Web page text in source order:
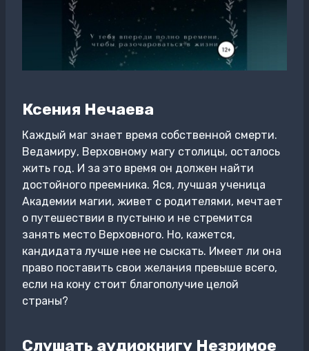
Ксения Нечаева
Каждый маг знает время собственной смерти.
Ведамиру, Верховному магу столицы, осталось
жить год. И за это время он должен найти
достойного преемника. Яся, лучшая ученица
Академии магии, живет с родителями, мечтает
о путешествии в пустыню и не стремится
занять место Верховного. Но, кажется,
кандидата лучше нее не сыскать. Имеет ли она
право поставить свои желания превыше всего,
если на кону стоит благополучие целой
страны?
Слушать аудиокнигу Незримое